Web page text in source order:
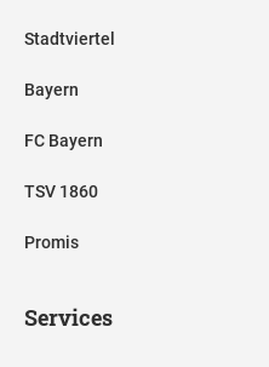
Stadtviertel
Bayern
FC Bayern
TSV 1860
Promis
Services